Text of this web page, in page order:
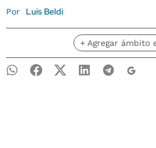
Por Luis Beldi
+ Agregar ámbito